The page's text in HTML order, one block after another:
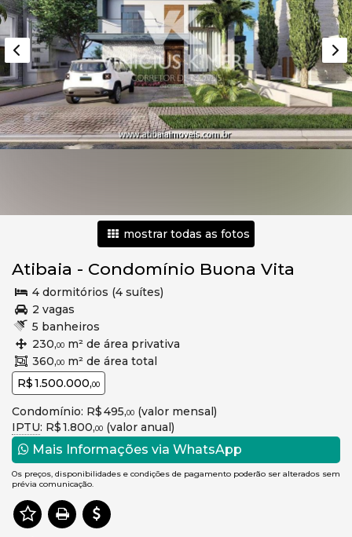
mostrar todas as fotos
Atibaia - Condomínio Buona Vita
4 dormitórios (4 suítes)
2 vagas
5 banheiros
230,00 m² de área privativa
360,00 m² de área total
R$ 1.500.000,00
Condomínio: R$ 495,00 (valor mensal)
IPTU: R$ 1.800,00 (valor anual)
Mais Informações via WhatsApp
Os preços, disponibilidades e condições de pagamento poderão ser alterados sem
prévia comunicação.